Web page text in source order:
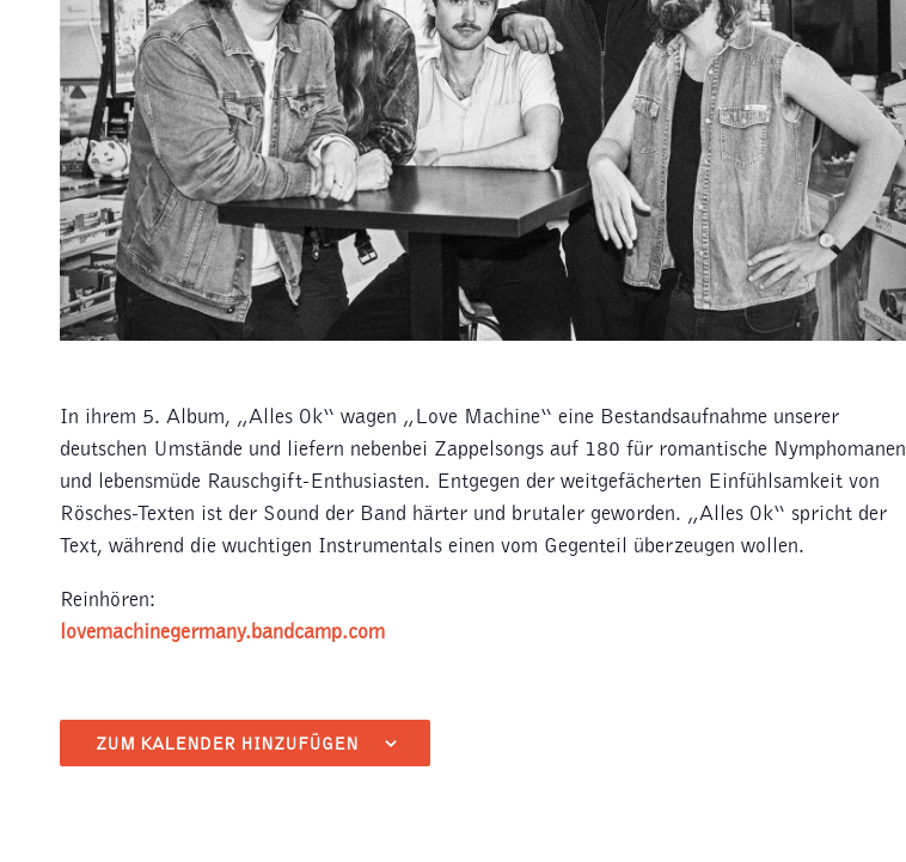
In ihrem 5. Album, „Alles Ok“ wagen „Love Machine“ eine Bestandsaufnahme unserer
deutschen Umstände und liefern nebenbei Zappelsongs auf 180 für romantische Nymphomanen
und lebensmüde Rauschgift-Enthusiasten. Entgegen der weitgefächerten Einfühlsamkeit von
Rösches-Texten ist der Sound der Band härter und brutaler geworden. „Alles Ok“ spricht der
Text, während die wuchtigen Instrumentals einen vom Gegenteil überzeugen wollen.
Reinhören:
lovemachinegermany.bandcamp.com
ZUM KALENDER HINZUFÜGEN